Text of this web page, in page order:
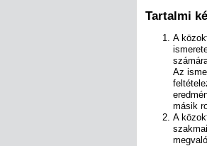
Tartalmi
A
Az
másik
A